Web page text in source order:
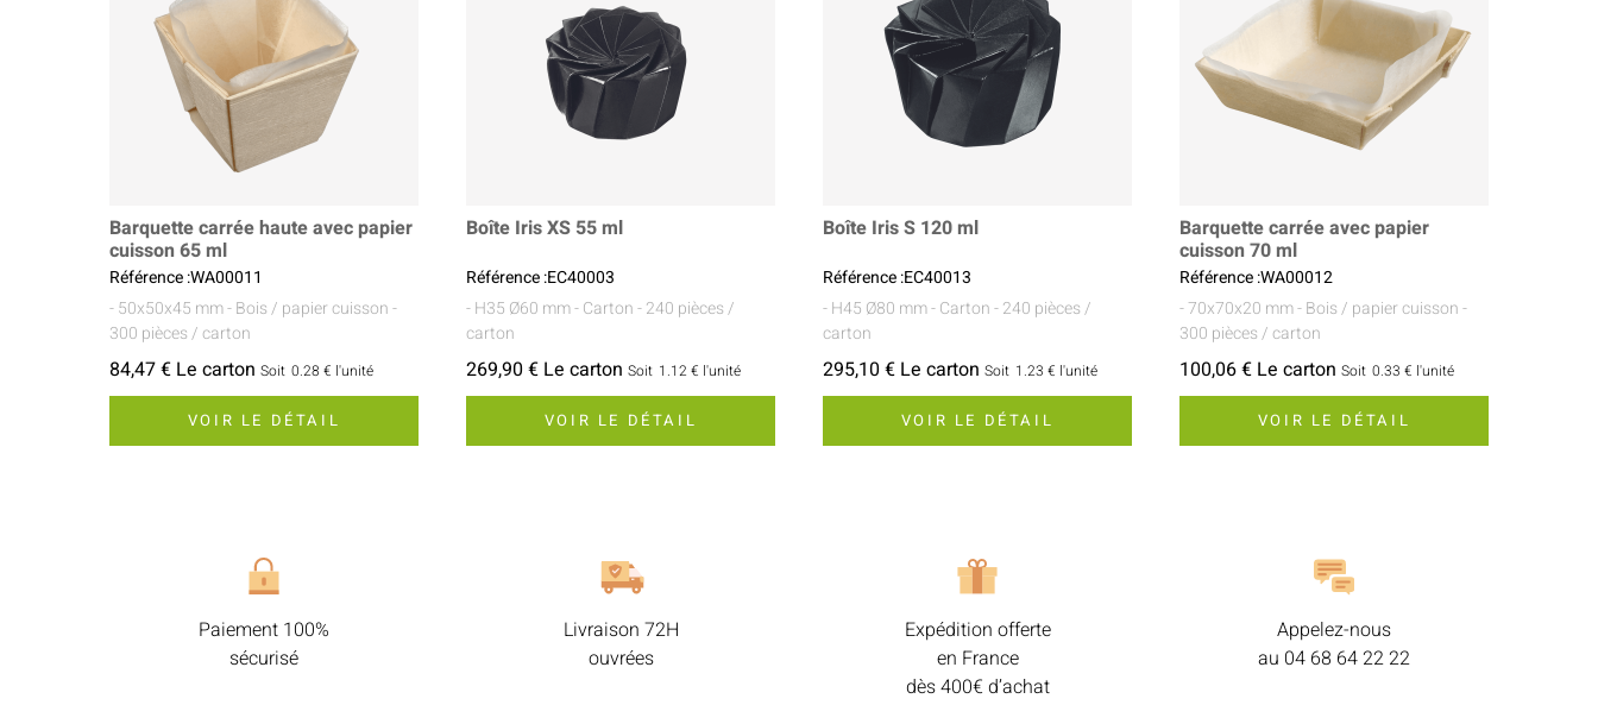
Barquette carrée haute avec papier
cuisson 65 ml
Référence :WA00011
- 50x50x45 mm- Bois / papier cuisson-
300 pièces / carton
84,47 € Le carton Soit 0.28 € l'unité
VOIR LE DÉTAIL
Boîte Iris XS 55 ml
Référence :EC40003
- H35 Ø60 mm- Carton- 240 pièces /
carton
269,90 € Le carton Soit 1.12 € l'unité
VOIR LE DÉTAIL
Boîte Iris S 120 ml
Référence :EC40013
- H45 Ø80 mm- Carton- 240 pièces /
carton
295,10 € Le carton Soit 1.23 € l'unité
VOIR LE DÉTAIL
Barquette carrée avec papier
cuisson 70 ml
Référence :WA00012
- 70x70x20 mm- Bois / papier cuisson-
300 pièces / carton
100,06 € Le carton Soit 0.33 € l'unité
VOIR LE DÉTAIL
Paiement 100%
sécurisé
Livraison 72H
ouvrées
Expédition offerte
en France
dès 400€ d’achat
Appelez-nous
au 04 68 64 22 22